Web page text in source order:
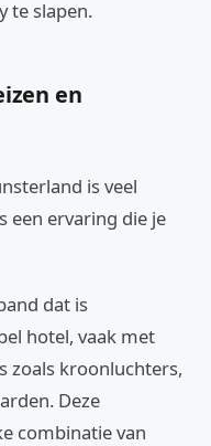
te slapen.
en
is veel
een ervaring die je
dat is
hotel, vaak met
zoals kroonluchters,
Deze
combinatie van